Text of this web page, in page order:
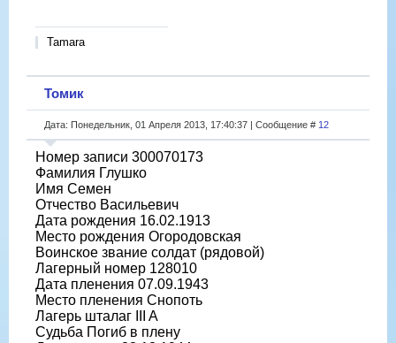
Tamara
Томик
Дата: Понедельник, 01 Апреля 2013, 17:40:37 | Сообщение # 12
Номер записи 300070173
Фамилия Глушко
Имя Семен
Отчество Васильевич
Дата рождения 16.02.1913
Место рождения Огородовская
Воинское звание солдат (рядовой)
Лагерный номер 128010
Дата пленения 07.09.1943
Место пленения Снопоть
Лагерь шталаг III A
Судьба Погиб в плену